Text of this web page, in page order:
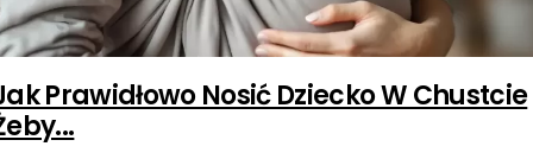
Prawidłowo Nosić Dziecko W Chustcie